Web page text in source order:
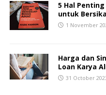
5 Hal
untuk
1 November
Harga dan
Loan Karya
31 October